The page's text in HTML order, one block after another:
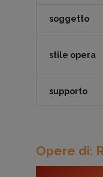
soggetto
stile opera
supporto
Opere di: